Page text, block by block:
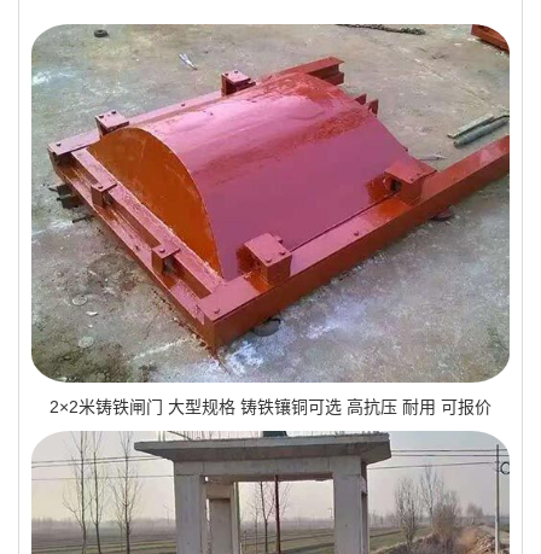
2×2米铸铁闸门 大型规格 铸铁镶铜可选 高抗压 耐用 可报价